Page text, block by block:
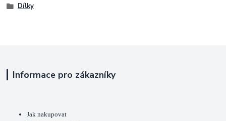
Dílky
Informace pro zákazníky
Jak nakupovat